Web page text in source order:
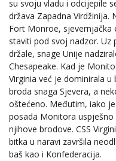
su svoju vladu i odcijepile
država Zapadna Virdžinija.
Fort Monroe, sjevernjačka
staviti pod svoj nadzor.
držale, snage Unije
Chesapeake. Kad je
Virginia već je dominirala
broda snaga Sjevera, a
oštećeno. Međutim, iako
posada Monitora
njihove brodove. CSS
bitka u naravi završila
baš kao i Konfederacija.